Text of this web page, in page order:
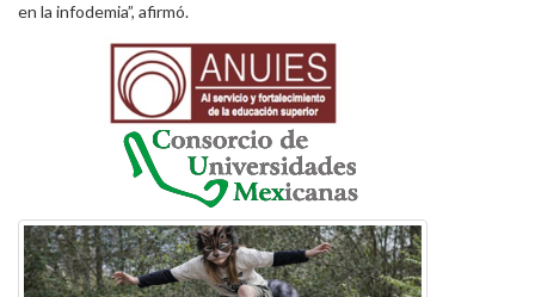
en la infodemia”, afirmó.